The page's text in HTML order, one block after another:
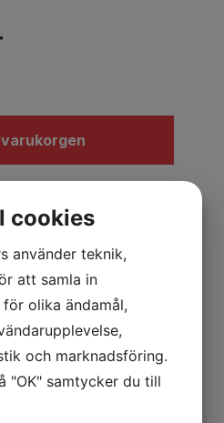
aluminium med
för enkelt arbete,
Med mm
skänklarna.
cookies
använder teknik,
att samla in
olika ändamål,
och marknadsföring.
"OK" samtycker du till